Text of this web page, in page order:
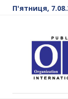
П'ятниця,